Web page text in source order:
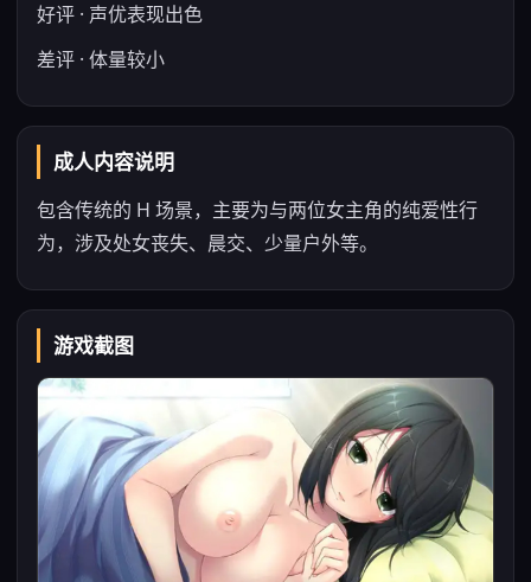
好评 · 声优表现出色
差评 · 体量较小
成人内容说明
包含传统的 H 场景，主要为与两位女主角的纯爱性行
为，涉及处女丧失、晨交、少量户外等。
游戏截图